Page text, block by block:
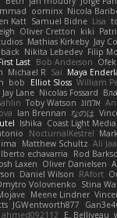
oominx Nicola
Katt Samuel Bidne Lisa
Oliver Cretton kiki
Mathias Kirkeby Jay
Nikita Lebedev Filip
Last Bob Anderson
Michael R Sai Maya
bob Elliot Sloss William
Jay Lane Nicolas Fossard
Toby Watson אלמוג
Ian Brennan なのは
Ishika Coast Light Media
NocturnalKestrel
Matthew Schultz Ali
echavarria Rod
Laxen Oliver Danielsen
Daniel Wilson RAfort
Volovnenko Stina
Meene Lindner
JGWentworth877
E. Belliveau